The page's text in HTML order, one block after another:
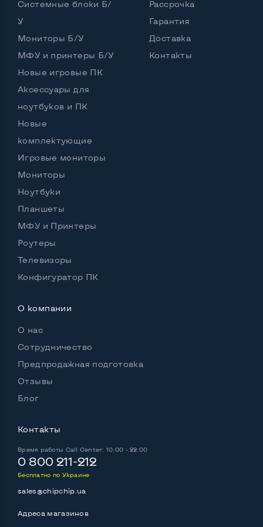
Интерфейс подключения Display portНет
Нет
Остальные возможности:
Блок питания
Регулировка положения дисплея
Наклон, вверх вниз
Особенности (изогнутый экран, цвет и пр.)
Цвет
Системные блоки Б/
У
Мониторы Б/У
МФУ и принтеры Б/У
Новые игровые ПК
Аксессуары для
ноутбуков и ПК
Новые
комплектующие
Игровые мониторы
Мониторы
Ноутбуки
Планшеты
МФУ и Принтеры
Роутеры
Телевизоры
Конфигуратор ПК
Рассрочка
Гарантия
Доставка
Контакты
О компании
О нас
Сотрудничество
Предпродажная подготовка
Отзывы
Блог
Контакты
Время работы Call Center: 10:00 - 22:00
0 800 211-212
Бесплатно по Украине
sales@chipchip.ua
Адреса магазинов